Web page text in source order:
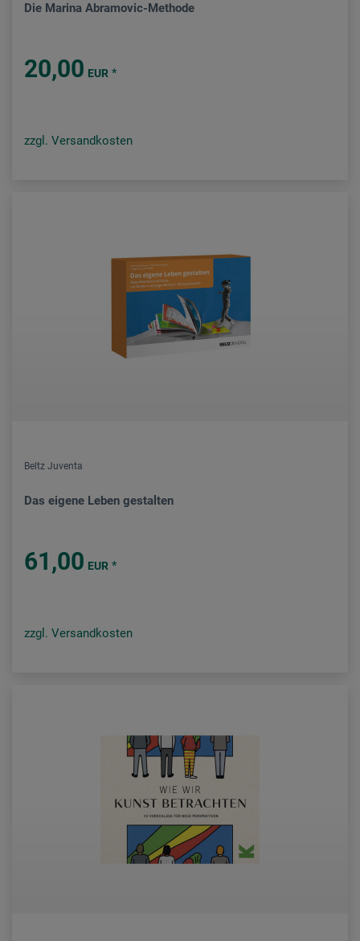
Die Marina Abramovic-Methode
20,00 EUR *
zzgl. Versandkosten
Beltz Juventa
Das eigene Leben gestalten
61,00 EUR *
zzgl. Versandkosten